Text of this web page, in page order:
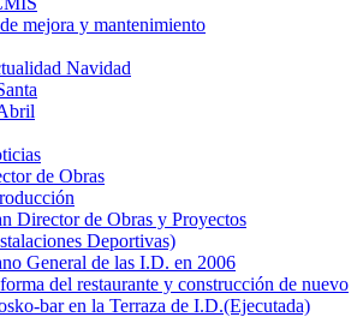
mejora y mantenimiento
Navidad
de Obras
Director de Obras y Proyectos
Deportivas)
General de las I.D. en 2006
del restaurante y construcción de nuevo
bar en la Terraza de I.D.(Ejecutada)